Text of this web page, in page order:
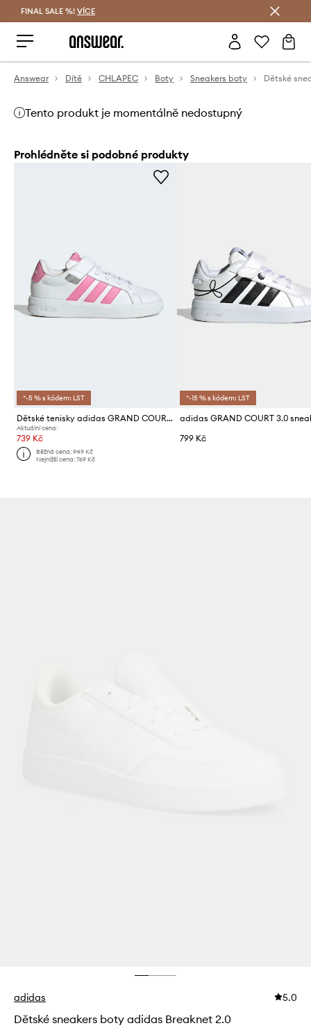
FINAL SALE %! VÍCE
Answear Dítě CHLAPEC Boty Sneakers boty
Tento produkt je momentálně nedostupný
Prohlédněte si podobné produkty
*-5 % s kódem: LST
Dětské tenisky adidas GRAND COURT 3.0
Aktuální cena:
739 Kč
Běžná cena:949 Kč
Nejnižší cena:769 Kč
*-15 % s kódem: LST
799 Kč
adidas 5.0
Dětské sneakers boty adidas Breaknet 2.0